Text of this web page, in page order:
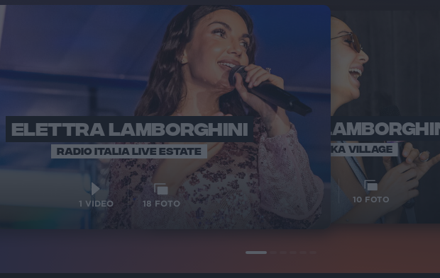
ELETTRA LAMBORGHINI
RADIO ITALIA LIVE ESTATE
1 VIDEO 18 FOTO
ELETTRA
VOI TANKA VILLAGE
10 FOTO
VOI